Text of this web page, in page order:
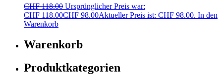
CHF118.00 Ursprünglicher Preis war:
CHF 118.00CHF 98.00Aktueller Preis ist: CHF 98.00. In den
Warenkorb
Warenkorb
Produktkategorien